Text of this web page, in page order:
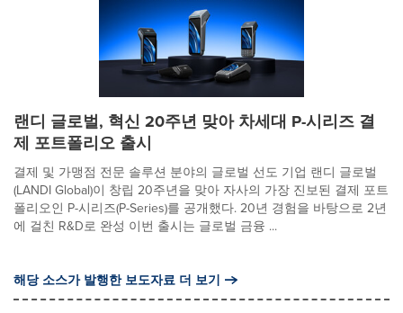
랜디 글로벌, 혁신 20주년 맞아 차세대 P-시리즈 결
제 포트폴리오 출시
결제 및 가맹점 전문 솔루션 분야의 글로벌 선도 기업 랜디 글로벌
(LANDI Global)이 창립 20주년을 맞아 자사의 가장 진보된 결제 포트
폴리오인 P-시리즈(P-Series)를 공개했다. 20년 경험을 바탕으로 2년
에 걸친 R&D로 완성 이번 출시는 글로벌 금융 ...
해당 소스가 발행한 보도자료 더 보기